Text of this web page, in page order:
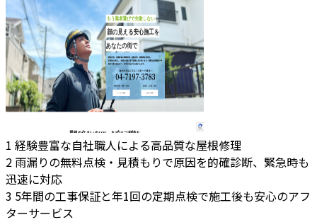
1 経験豊富な自社職人による高品質な屋根修理
2 雨漏りの無料点検・見積もりで原因を的確診断、緊急時も
迅速に対応
3 5年間の工事保証と年1回の定期点検で施工後も安心のアフ
ターサービス